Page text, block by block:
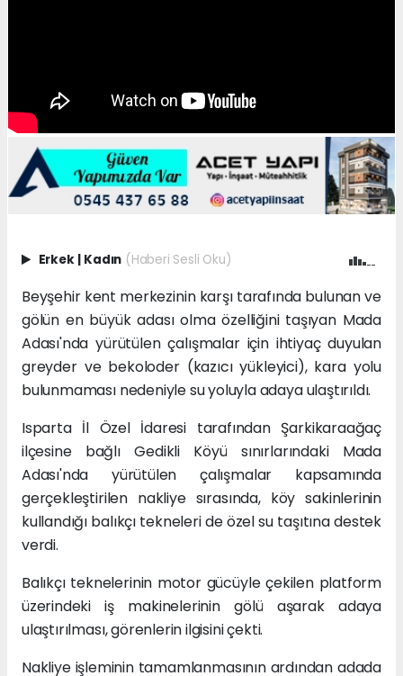
Erkek | Kadın (Haberi Sesli Oku)
Beyşehir kent merkezinin karşı tarafında bulunan ve
gölün en büyük adası olma özelliğini taşıyan Mada
Adası'nda yürütülen çalışmalar için ihtiyaç duyulan
greyder ve bekoloder (kazıcı yükleyici), kara yolu
bulunmaması nedeniyle su yoluyla adaya ulaştırıldı.
Isparta İl Özel İdaresi tarafından Şarkikaraağaç
ilçesine bağlı Gedikli Köyü sınırlarındaki Mada
Adası'nda yürütülen çalışmalar kapsamında
gerçekleştirilen nakliye sırasında, köy sakinlerinin
kullandığı balıkçı tekneleri de özel su taşıtına destek
verdi.
Balıkçı teknelerinin motor gücüyle çekilen platform
üzerindeki iş makinelerinin gölü aşarak adaya
ulaştırılması, görenlerin ilgisini çekti.
Nakliye işleminin tamamlanmasının ardından adada